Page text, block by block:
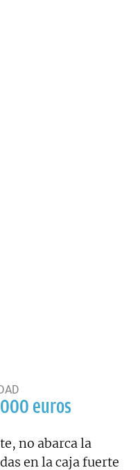
euros
no abarca la
en la caja fuerte